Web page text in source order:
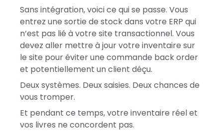
Sans intégration, voici ce qui se passe. Vous
entrez une sortie de stock dans votre ERP qui
n’est pas lié à votre site transactionnel. Vous
devez aller mettre à jour votre inventaire sur
le site pour éviter une commande back order
et potentiellement un client déçu.
Deux systèmes. Deux saisies. Deux chances de
vous tromper.
Et pendant ce temps, votre inventaire réel et
vos livres ne concordent pas.